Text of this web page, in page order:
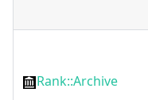
Rank::Archive